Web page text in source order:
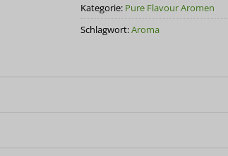
Kategorie: Pure Flavour Aromen
Schlagwort:Aroma